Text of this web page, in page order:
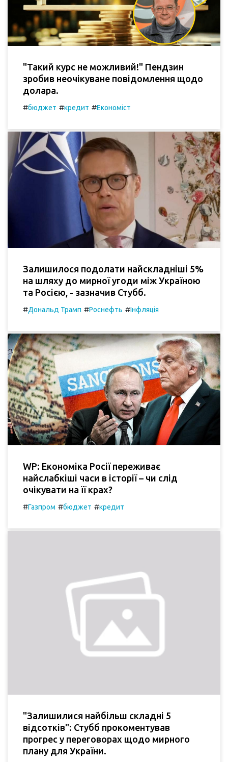
"Такий курс не можливий!" Пендзин
зробив неочікуване повідомлення щодо
долара.
#бюджет #кредит #Економіст
Залишилося подолати найскладніші 5%
на шляху до мирної угоди між Україною
та Росією, - зазначив Стубб.
#Дональд Трамп #Роснефть #Інфляція
WP: Економіка Росії переживає
найслабкіші часи в історії – чи слід
очікувати на її крах?
#Газпром #бюджет #кредит
"Залишилися найбільш складні 5
відсотків": Стубб прокоментував
прогрес у переговорах щодо мирного
плану для України.